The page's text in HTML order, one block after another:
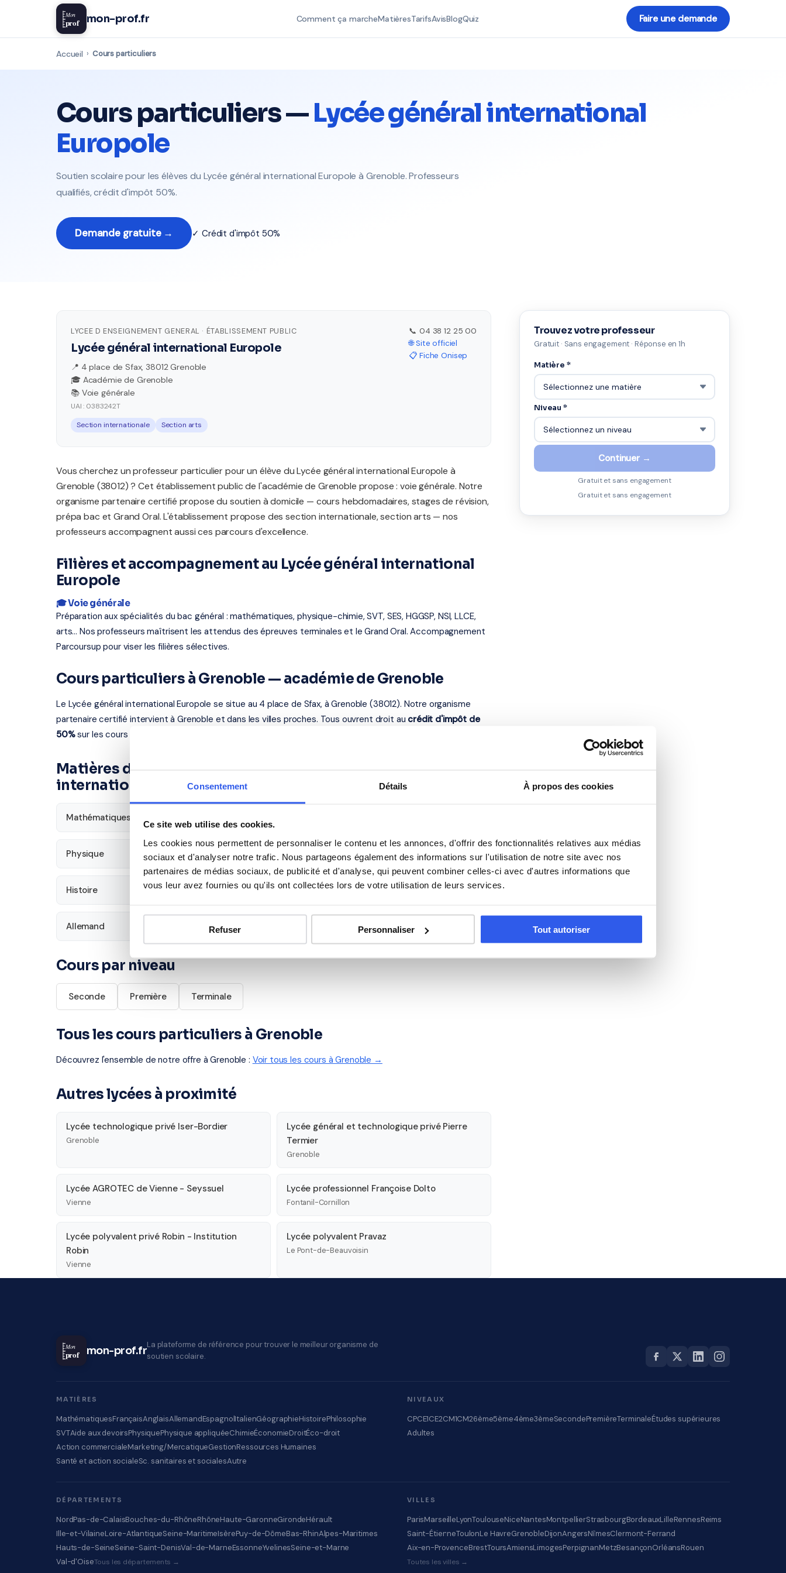
Consentement Détails À propos des cookies
Ce site web utilise des cookies.
Les cookies nous permettent de personnaliser le contenu et les annonces, d'offrir des fonctionnalités relatives aux médias
sociaux et d'analyser notre trafic. Nous partageons également des informations sur l'utilisation de notre site avec nos
partenaires de médias sociaux, de publicité et d'analyse, qui peuvent combiner celles-ci avec d'autres informations que
vous leur avez fournies ou qu'ils ont collectées lors de votre utilisation de leurs services.
Refuser Personnaliser Tout autoriser
Mon
prof mon-prof.fr Comment ça marcheMatièresTarifsAvisBlogQuiz Faire une demande
Accueil › Cours particuliers
Cours particuliers —Lycée général international
Europole
Soutien scolaire pour les élèves du Lycée général international Europole à Grenoble. Professeurs
qualifiés, crédit d'impôt 50%.
Demande gratuite → ✓ Crédit d'impôt 50%
LYCEE D ENSEIGNEMENT GENERAL · ÉTABLISSEMENT PUBLIC
Lycée général international Europole
📍 4 place de Sfax, 38012 Grenoble
🎓 Académie de Grenoble
📚 Voie générale
UAI : 0383242T
Section internationale
Section arts
📞 04 38 12 25 00
🌐 Site officiel
📋 Fiche Onisep
Vous cherchez un professeur particulier pour un élève du Lycée général international Europole à
Grenoble (38012) ? Cet établissement public de l'académie de Grenoble propose : voie générale. Notre
organisme partenaire certifié propose du soutien à domicile — cours hebdomadaires, stages de révision,
prépa bac et Grand Oral. L'établissement propose des section internationale, section arts — nos
professeurs accompagnent aussi ces parcours d'excellence.
Filières et accompagnement au Lycée général international
Europole
🎓 Voie générale
Préparation aux spécialités du bac général : mathématiques, physique-chimie, SVT, SES, HGGSP, NSI, LLCE,
arts... Nos professeurs maîtrisent les attendus des épreuves terminales et le Grand Oral. Accompagnement
Parcoursup pour viser les filières sélectives.
Cours particuliers à Grenoble — académie de Grenoble
Le Lycée général international Europole se situe au 4 place de Sfax, à Grenoble (38012). Notre organisme
partenaire certifié intervient à Grenoble et dans les villes proches. Tous ouvrent droit au crédit d'impôt de
50%sur les cours à domicile.
Matières disponibles pour les élèves du Lycée général
international Europole
Mathématiques
Physique SVT Philosophie
Histoire Économie Espagnol
Allemand
Cours par niveau
Seconde Première Terminale
Tous les cours particuliers à Grenoble
Découvrez l'ensemble de notre offre à Grenoble : Voir tous les cours à Grenoble →
Autres lycées à proximité
Lycée technologique privé Iser-Bordier
Grenoble
Lycée général et technologique privé Pierre
Termier
Grenoble
Lycée AGROTEC de Vienne - Seyssuel
Vienne
Lycée professionnel Françoise Dolto
Fontanil-Cornillon
Lycée polyvalent privé Robin - Institution
Robin
Vienne
Lycée polyvalent Pravaz
Le Pont-de-Beauvoisin
Trouvez votre professeur
Gratuit · Sans engagement · Réponse en 1h
Matière *
Niveau *
Continuer →
Gratuit et sans engagement
Gratuit et sans engagement
Mon
prof mon-prof.frLa plateforme de référence pour trouver le meilleur organisme de
soutien scolaire.
MATIÈRES
MathématiquesFrançaisAnglaisAllemandEspagnolItalienGéographieHistoirePhilosophie
SVTAide aux devoirsPhysiquePhysique appliquéeChimieÉconomieDroitÉco-droit
Action commercialeMarketing/MercatiqueGestionRessources Humaines
Santé et action socialeSc. sanitaires et socialesAutre
NIVEAUX
CPCE1CE2CM1CM26ème5ème4ème3èmeSecondePremièreTerminaleÉtudes supérieures
Adultes
DÉPARTEMENTS
NordPas-de-CalaisBouches-du-RhôneRhôneHaute-GaronneGirondeHérault
Ille-et-VilaineLoire-AtlantiqueSeine-MaritimeIsèrePuy-de-DômeBas-RhinAlpes-Maritimes
Hauts-de-SeineSeine-Saint-DenisVal-de-MarneEssonneYvelinesSeine-et-Marne
Val-d'OiseTous les départements →
VILLES
ParisMarseilleLyonToulouseNiceNantesMontpellierStrasbourgBordeauxLilleRennesReims
Saint-ÉtienneToulonLe HavreGrenobleDijonAngersNîmesClermont-Ferrand
Aix-en-ProvenceBrestToursAmiensLimogesPerpignanMetzBesançonOrléansRouen
Toutes les villes →